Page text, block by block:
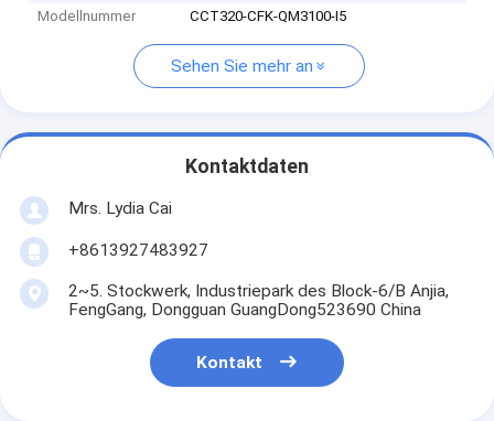
Modellnummer
CCT320-CFK-QM3100-I5
Sehen Sie mehr an
Kontaktdaten
Mrs. Lydia Cai
+8613927483927
2~5. Stockwerk, Industriepark des Block-6/B Anjia,
FengGang, Dongguan GuangDong523690 China
Kontakt